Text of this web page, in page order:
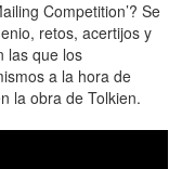
Competition’? Se
retos, acertijos y
las que los
a la hora de
la obra de Tolkien.